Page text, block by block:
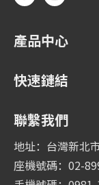
產品中心
快速鏈結
聯繫我們
地址：台灣新北
座機號碼：02-